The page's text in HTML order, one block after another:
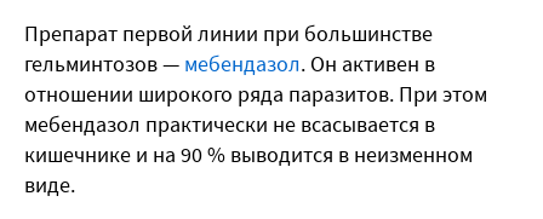
Препарат первой линии при большинстве
гельминтозов — мебендазол. Он активен в
отношении широкого ряда паразитов. При этом
мебендазол практически не всасывается в
кишечнике и на 90 % выводится в неизменном
виде.